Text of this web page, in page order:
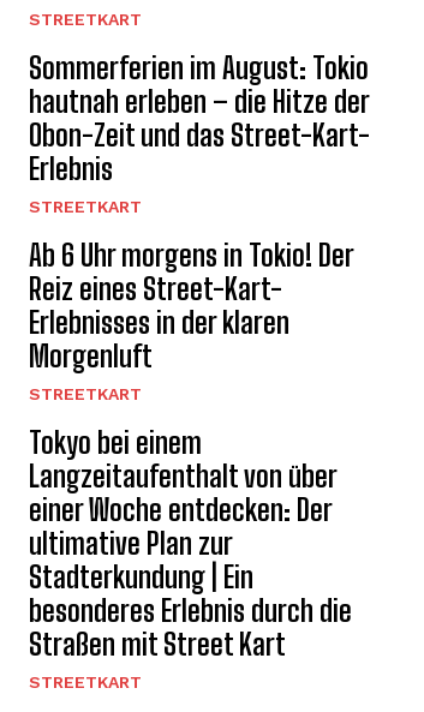
STREETKART
Sommerferien im August: Tokio
hautnah erleben – die Hitze der
Obon-Zeit und das Street-Kart-
Erlebnis
STREETKART
Ab 6 Uhr morgens in Tokio! Der
Reiz eines Street-Kart-
Erlebnisses in der klaren
Morgenluft
STREETKART
Tokyo bei einem
Langzeitaufenthalt von über
einer Woche entdecken: Der
ultimative Plan zur
Stadterkundung | Ein
besonderes Erlebnis durch die
Straßen mit Street Kart
STREETKART